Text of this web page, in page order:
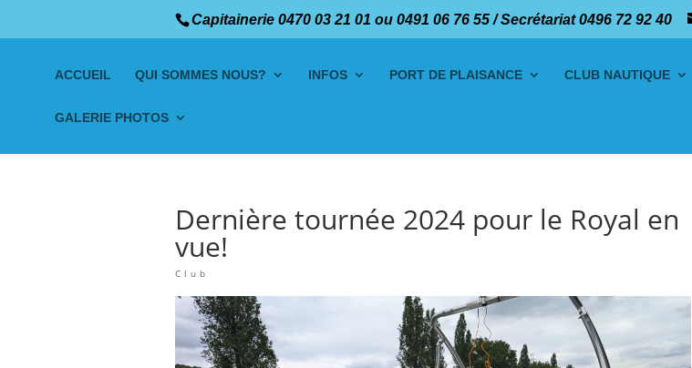
Capitainerie 0470 03 21 01 ou 0491 06 76 55 / Secrétariat 0496 72 92 40
ACCUEIL QUI SOMMES NOUS? INFOS PORT DE PLAISANCE CLUB NAUTIQUE
GALERIE PHOTOS
Dernière tournée 2024 pour le Royal en
vue!
Club